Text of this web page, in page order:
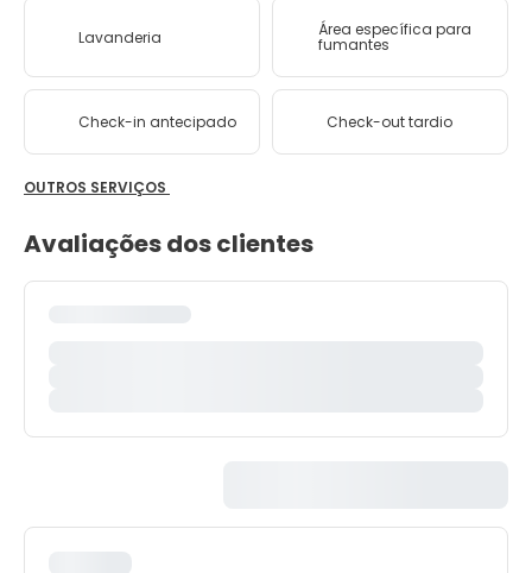
Lavanderia Área específica para
fumantes
Check-in antecipado Check-out tardio
OUTROS SERVIÇOS
Avaliações dos clientes